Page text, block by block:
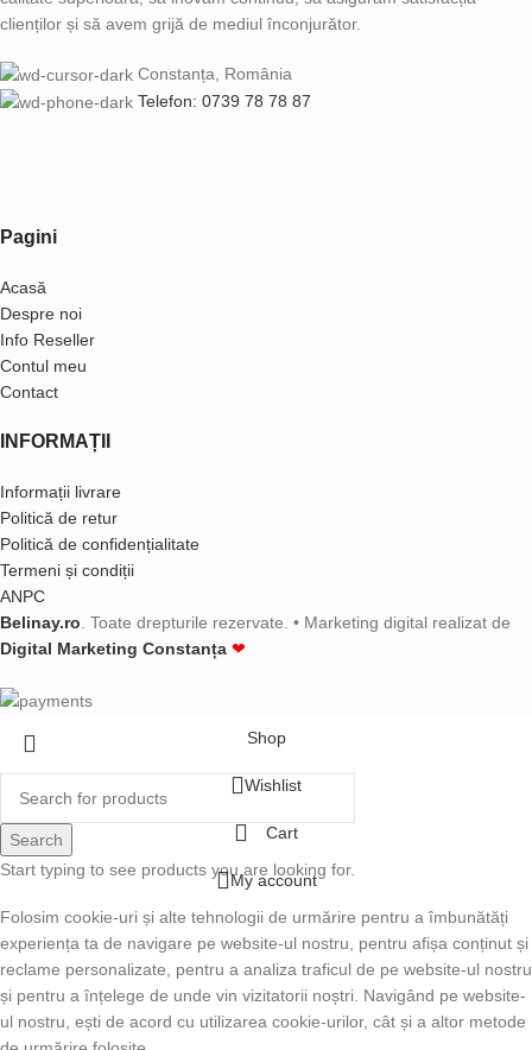
clienților și să avem grijă de mediul înconjurător.
Constanța, România
Telefon: 0739 78 78 87
Pagini
Acasă
Despre noi
Info Reseller
Contul meu
Contact
INFORMAȚII
Informații livrare
Politică de retur
Politică de confidențialitate
Termeni și condiții
ANPC
Belinay.ro. Toate drepturile rezervate. • Marketing digital realizat de
Digital Marketing Constanța ❤
Search
Start typing to see products you are looking for.
Shop
Wishlist
Cart
My account
Folosim cookie-uri și alte tehnologii de urmărire pentru a îmbunătăți
experiența ta de navigare pe website-ul nostru, pentru afișa conținut și
reclame personalizate, pentru a analiza traficul de pe website-ul nostru
și pentru a înțelege de unde vin vizitatorii noștri. Navigând pe website-
ul nostru, ești de acord cu utilizarea cookie-urilor, cât și a altor metode